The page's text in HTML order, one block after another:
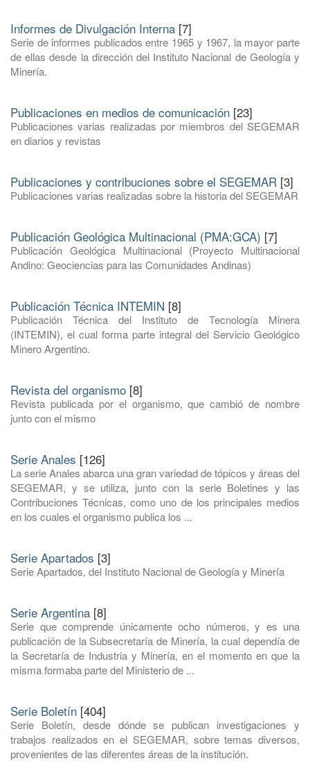
Informes de Divulgación Interna [7]
Serie de informes publicados entre 1965 y 1967, la mayor parte
de ellas desde la dirección del Instituto Nacional de Geología y
Minería.
Publicaciones en medios de comunicación [23]
Publicaciones varias realizadas por miembros del SEGEMAR
en diarios y revistas
Publicaciones y contribuciones sobre el SEGEMAR [3]
Publicaciones varias realizadas sobre la historia del SEGEMAR
Publicación Geológica Multinacional (PMA:GCA) [7]
Publicación Geológica Multinacional (Proyecto Multinacional
Andino: Geociencias para las Comunidades Andinas)
Publicación Técnica INTEMIN [8]
Publicación Técnica del Instituto de Tecnología Minera
(INTEMIN), el cual forma parte integral del Servicio Geológico
Minero Argentino.
Revista del organismo [8]
Revista publicada por el organismo, que cambió de nombre
junto con el mismo
Serie Anales [126]
La serie Anales abarca una gran variedad de tópicos y áreas del
SEGEMAR, y se utiliza, junto con la serie Boletines y las
Contribuciones Técnicas, como uno de los principales medios
en los cuales el organismo publica los ...
Serie Apartados [3]
Serie Apartados, del Instituto Nacional de Geología y Minería
Serie Argentina [8]
Serie que comprende únicamente ocho números, y es una
publicación de la Subsecretaría de Minería, la cual dependía de
la Secretaría de Industria y Minería, en el momento en que la
misma formaba parte del Ministerio de ...
Serie Boletín [404]
Serie Boletín, desde dónde se publican investigaciones y
trabajos realizados en el SEGEMAR, sobre temas diversos,
provenientes de las diferentes áreas de la institución.